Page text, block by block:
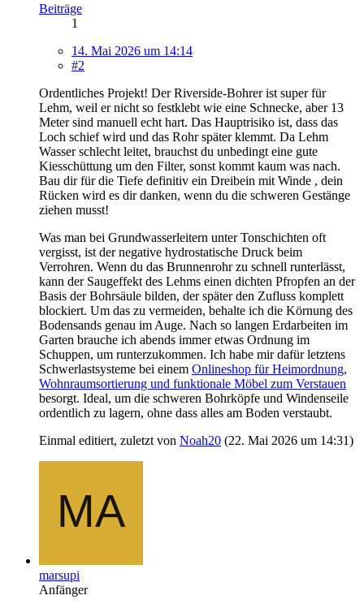
Beiträge
1
14. Mai 2026 um 14:14
#2
Ordentliches Projekt! Der Riverside-Bohrer ist super für
Lehm, weil er nicht so festklebt wie eine Schnecke, aber 13
Meter sind manuell echt hart. Das Hauptrisiko ist, dass das
Loch schief wird und das Rohr später klemmt. Da Lehm
Wasser schlecht leitet, brauchst du unbedingt eine gute
Kiesschüttung um den Filter, sonst kommt kaum was nach.
Bau dir für die Tiefe definitiv ein Dreibein mit Winde , dein
Rücken wird es dir danken, wenn du die schweren Gestänge
ziehen musst!
Was man bei Grundwasserleitern unter Tonschichten oft
vergisst, ist der negative hydrostatische Druck beim
Verrohren. Wenn du das Brunnenrohr zu schnell runterlässt,
kann der Saugeffekt des Lehms einen dichten Pfropfen an der
Basis der Bohrsäule bilden, der später den Zufluss komplett
blockiert. Um das zu vermeiden, behalte ich die Körnung des
Bodensands genau im Auge. Nach so langen Erdarbeiten im
Garten brauche ich abends immer etwas Ordnung im
Schuppen, um runterzukommen. Ich habe mir dafür letztens
Schwerlastsysteme bei einem Onlineshop für Heimordnung,
Wohnraumsortierung und funktionale Möbel zum Verstauen
besorgt. Ideal, um die schweren Bohrköpfe und Windenseile
ordentlich zu lagern, ohne dass alles am Boden verstaubt.
Einmal editiert, zuletzt von Noah20 (22. Mai 2026 um 14:31)
marsupi
Anfänger